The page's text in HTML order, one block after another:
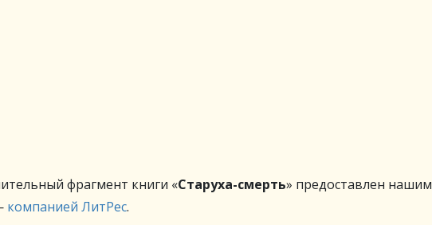
фрагмент книги «Старуха-смерть» предоставлен нашим
компанией ЛитРес.